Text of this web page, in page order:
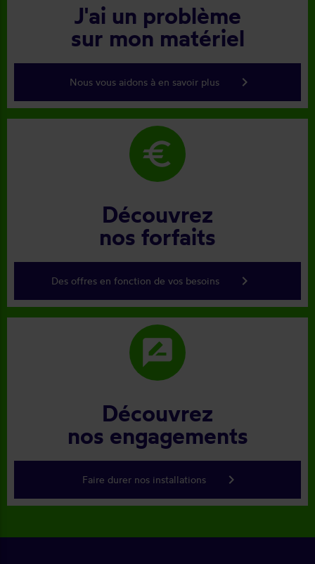
J'ai un problème
sur mon matériel
Nous vous aidons à en savoir plus keyboard_arrow_right
euro
Découvrez
nos forfaits
Des offres en fonction de vos besoins keyboard_arrow_right
rate_review
Découvrez
nos engagements
Faire durer nos installations keyboard_arrow_right